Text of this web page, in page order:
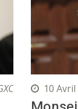
10 Avril